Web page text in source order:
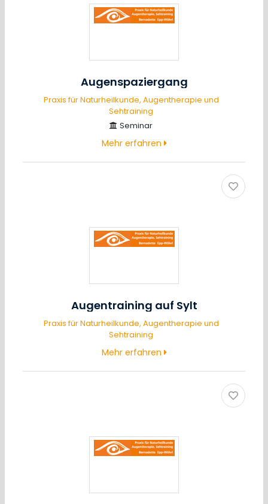
Augenspaziergang
Praxis für Naturheilkunde, Augentherapie und
Sehtraining
Seminar
Mehr erfahren
Augentraining auf Sylt
Praxis für Naturheilkunde, Augentherapie und
Sehtraining
Mehr erfahren